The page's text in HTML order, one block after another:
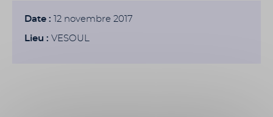
Date : 12 novembre 2017
Lieu : VESOUL